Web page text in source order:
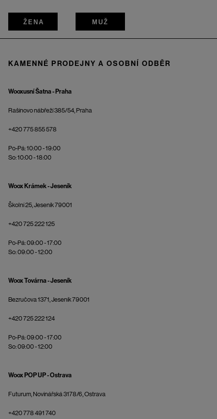
ŽENA MUŽ
KAMENNÉ PRODEJNY A OSOBNÍ ODBĚR
Wooxusní Šatna - Praha
Rašínovo nábřeží 385/54, Praha
+420 775 855 578
Po-Pá: 10:00 - 19:00
So: 10:00 - 18:00
Woox Krámek - Jeseník
Školní 25, Jeseník 79001
+420 725 222 125
Po-Pá: 09:00 - 17:00
So: 09:00 - 12:00
Woox Továrna - Jeseník
Bezručova 1371, Jeseník 79001
+420 725 222 124
Po-Pá: 09:00 - 17:00
So: 09:00 - 12:00
Woox POP UP - Ostrava
Futurum, Novinářská 3178/6, Ostrava
+420 778 491 740